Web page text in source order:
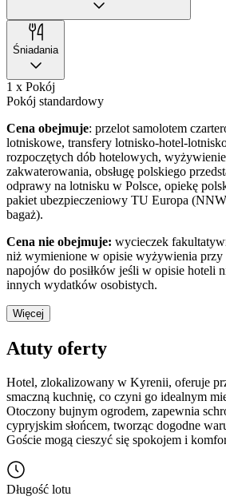
Śniadania
1 x Pokój
Pokój standardowy
Cena obejmuje: przelot samolotem
lotniskowe, transfery lotnisko-hotel-
rozpoczętych dób hotelowych,
zakwaterowania, obsługę polskiego
odprawy na lotnisku w Polsce, opiekę
pakiet ubezpieczeniowy TU Europa
bagaż).
Cena nie obejmuje: wycieczek
niż wymienione w opisie wyżywienia przy
napojów do posiłków jeśli w opisie hoteli
innych wydatków osobistych.
Więcej
Atuty oferty
Hotel, zlokalizowany w Kyrenii, oferuje
smaczną kuchnię, co czyni go idealnym
Otoczony bujnym ogrodem, zapewnia
cypryjskim słońcem, tworząc dogodne
Goście mogą cieszyć się spokojem i
Długość lotu